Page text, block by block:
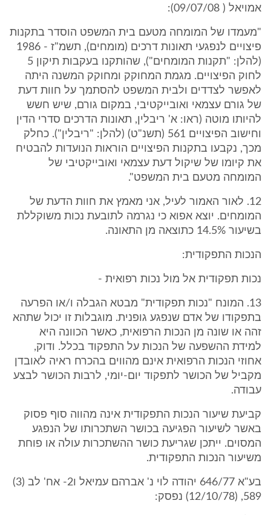
אמויאל ( 09/07/08):
"מעמדו של המומחה מטעם בית המשפט הוסדר בתקנות
פיצויים לנפגעי תאונות דרכים (מומחים), תשמ"ז - 1986
(להלן: "תקנות המומחים"), שהותקנו בעקבות תיקון 5
לחוק הפיצויים. מגמת המחוקק ומחוקק המשנה היתה
לאפשר לצדדים ולבית המשפט להסתמך על חוות דעת
של גורם עצמאי ואובייקטיבי, במקום גורם, שיש חשש
להיותו מוטה (ראו: א' ריבלין, תאונות הדרכים סדרי הדין
וחישוב הפיצויים 561 (תשנ"ט) (להלן: "ריבלין"). כחלק
מכך, נקבעו בתקנות הפיצויים הוראות הנועדות להבטיח
את קיומו של שיקול דעת עצמאי ואובייקטיבי של
המומחה מטעם בית המשפט".
12. לאור האמור לעיל, אני מאמץ את חוות הדעת של
המומחים. יוצא אפוא כי נגרמה לתובעת נכות משוקללת
בשיעור 14.5% כתוצאה מן התאונה.
הנכות התפקודית:
נכות תפקודית אל מול נכות רפואית -
13. המונח "נכות תפקודית" מבטא הגבלה ו/או הפרעה
בתפקודו של אדם שנפגע גופנית. מוגבלות זו יכול שתהא
זהה או שונה מן הנכות הרפואית, כאשר הכוונה היא
למידת ההשפעה של הנכות על התפקוד בכלל. ודוק,
אחוזי הנכות הרפואית אינם מהווים בהכרח ראיה לאובדן
מקביל של הכושר לתפקוד יום-יומי, לרבות הכושר לבצע
עבודה.
קביעת שיעור הנכות התפקודית אינה מהווה סוף פסוק
באשר לשיעור הפגיעה בכושר השתכרותו של הנפגע
המסוים. ייתכן שגריעת כושר ההשתכרות עולה או פוחת
משיעור הנכות התפקודית.
בע"א 646/77 יהודה לוי נ' אברהם עמיאל ו2- אח' לב (3)
589, (12/10/78) נפסק: